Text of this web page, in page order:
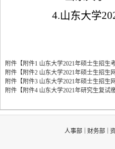
4.山东大学
附件【 附件1 山东大学2021年硕士生招生
附件【 附件2 山东大学2021年硕士生招生
附件【 附件3 山东大学2021年硕士生招生
附件【 附件4 山东大学2021年研究生复试
人事部 财务部